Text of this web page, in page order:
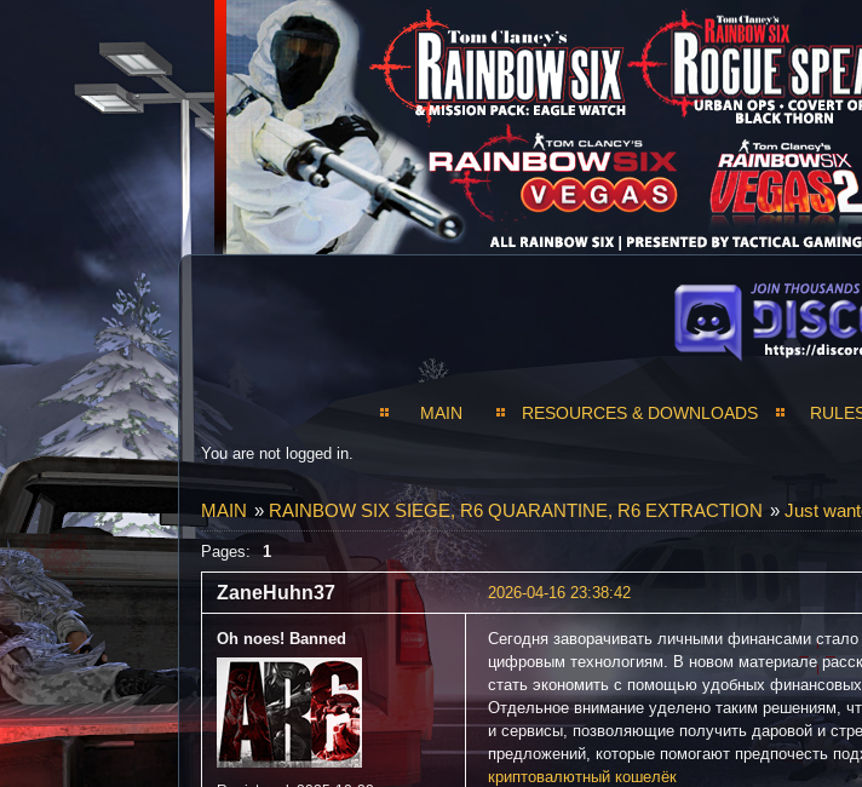
MAIN RESOURCES & DOWNLOADS
You are not logged in.
MAIN » RAINBOW SIX SIEGE, R6 QUARANTINE, R6 EXTRACTION » Just
Pages: 1
2026-04-16 23:38:42
ZaneHuhn37
Oh noes! Banned
Сегодня заворачивать личными финансами
цифровым технологиям. В новом материале
стать экономить с помощью удобных
Отдельное внимание уделено таким решениям,
и сервисы, позволяющие получить даровой и
предложений, которые помогают предпочесть
криптовалютный кошелёк